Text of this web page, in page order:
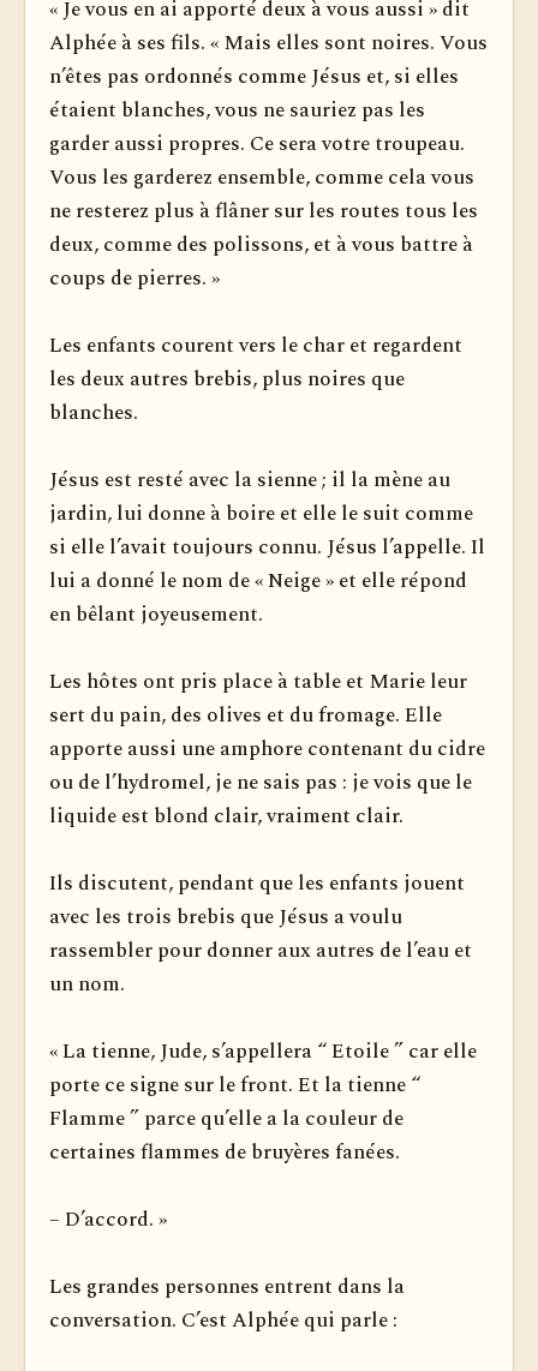
« Je vous en ai apporté deux à vous aussi » dit
Alphée à ses fils. « Mais elles sont noires. Vous
n’êtes pas ordonnés comme Jésus et, si elles
étaient blanches, vous ne sauriez pas les
garder aussi propres. Ce sera votre troupeau.
Vous les garderez ensemble, comme cela vous
ne resterez plus à flâner sur les routes tous les
deux, comme des polissons, et à vous battre à
coups de pierres. »
Les enfants courent vers le char et regardent
les deux autres brebis, plus noires que
blanches.
Jésus est resté avec la sienne ; il la mène au
jardin, lui donne à boire et elle le suit comme
si elle l’avait toujours connu. Jésus l’appelle. Il
lui a donné le nom de « Neige » et elle répond
en bêlant joyeusement.
Les hôtes ont pris place à table et Marie leur
sert du pain, des olives et du fromage. Elle
apporte aussi une amphore contenant du cidre
ou de l’hydromel, je ne sais pas : je vois que le
liquide est blond clair, vraiment clair.
Ils discutent, pendant que les enfants jouent
avec les trois brebis que Jésus a voulu
rassembler pour donner aux autres de l’eau et
un nom.
« La tienne, Jude, s’appellera “ Etoile ” car elle
porte ce signe sur le front. Et la tienne “
Flamme ” parce qu’elle a la couleur de
certaines flammes de bruyères fanées.
– D’accord. »
Les grandes personnes entrent dans la
conversation. C’est Alphée qui parle :